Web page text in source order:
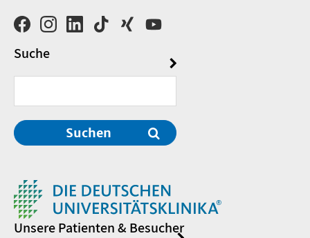
Suche
Suchen
Unsere Patienten & Besucher